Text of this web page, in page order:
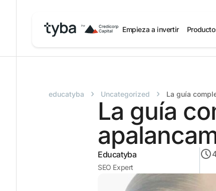
Empieza a invertir
educatyba › Uncategorized › La guía
La guía
Educatyba
SEO Expert